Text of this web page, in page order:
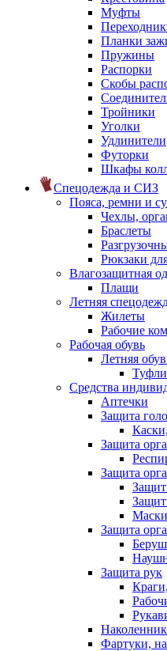
Муфты
Планки
Пружины
Распорки
Скобы
Тройники
Уголки
Удлинители
Футорки
Шкафы
Спецодежда и СИЗ
Пояса, ремни и
Чехлы,
Браслеты
Рюкзаки
Влагозащитная
Плащи
Летняя
Жилеты
Рабочие
Рабочая обувь
Летняя
Туфли
Средства
Аптечки
Защита
Защита
Защита
Защита
Защита рук
Фартуки,